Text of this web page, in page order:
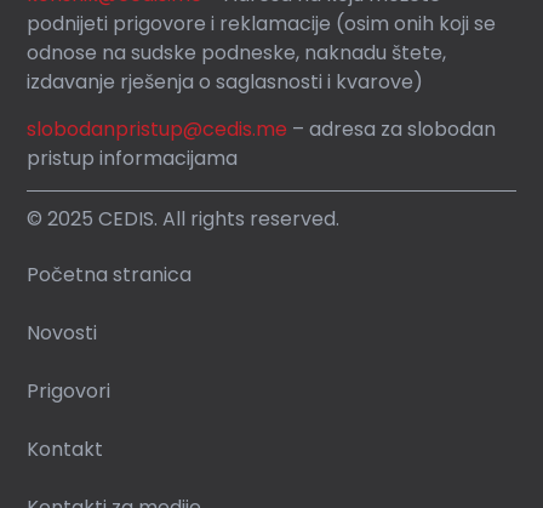
podnijeti prigovore i reklamacije (osim onih koji se
odnose na sudske podneske, naknadu štete,
izdavanje rješenja o saglasnosti i kvarove)
slobodanpristup@cedis.me – adresa za slobodan
pristup informacijama
© 2025 CEDIS. All rights reserved.
Početna stranica
Novosti
Prigovori
Kontakt